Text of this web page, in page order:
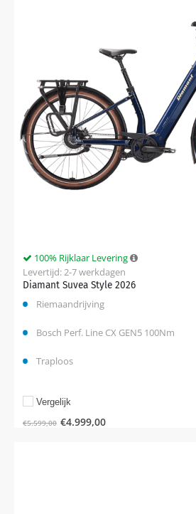
Diamant Suvea Style 2026
100% Rijklaar Levering
Levertijd: 2-7 werkdagen
Riemaandrijving
Bosch Perf. Line CX GEN5 100Nm
Traploos
€5.599,00 €4.999,00
Vergelijk